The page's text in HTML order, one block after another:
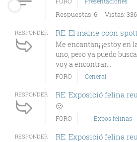
Respuestas: 6 Vistas:
RESPONDER RE: El maine coon
Me encantan¡¡¡estoy en
uno, pero ya puedo
voy a encontrar...
FORO General
RESPONDER RE: Exposició felina
🙂
FORO Expos felinas
RESPONDER RE: Exposició felina